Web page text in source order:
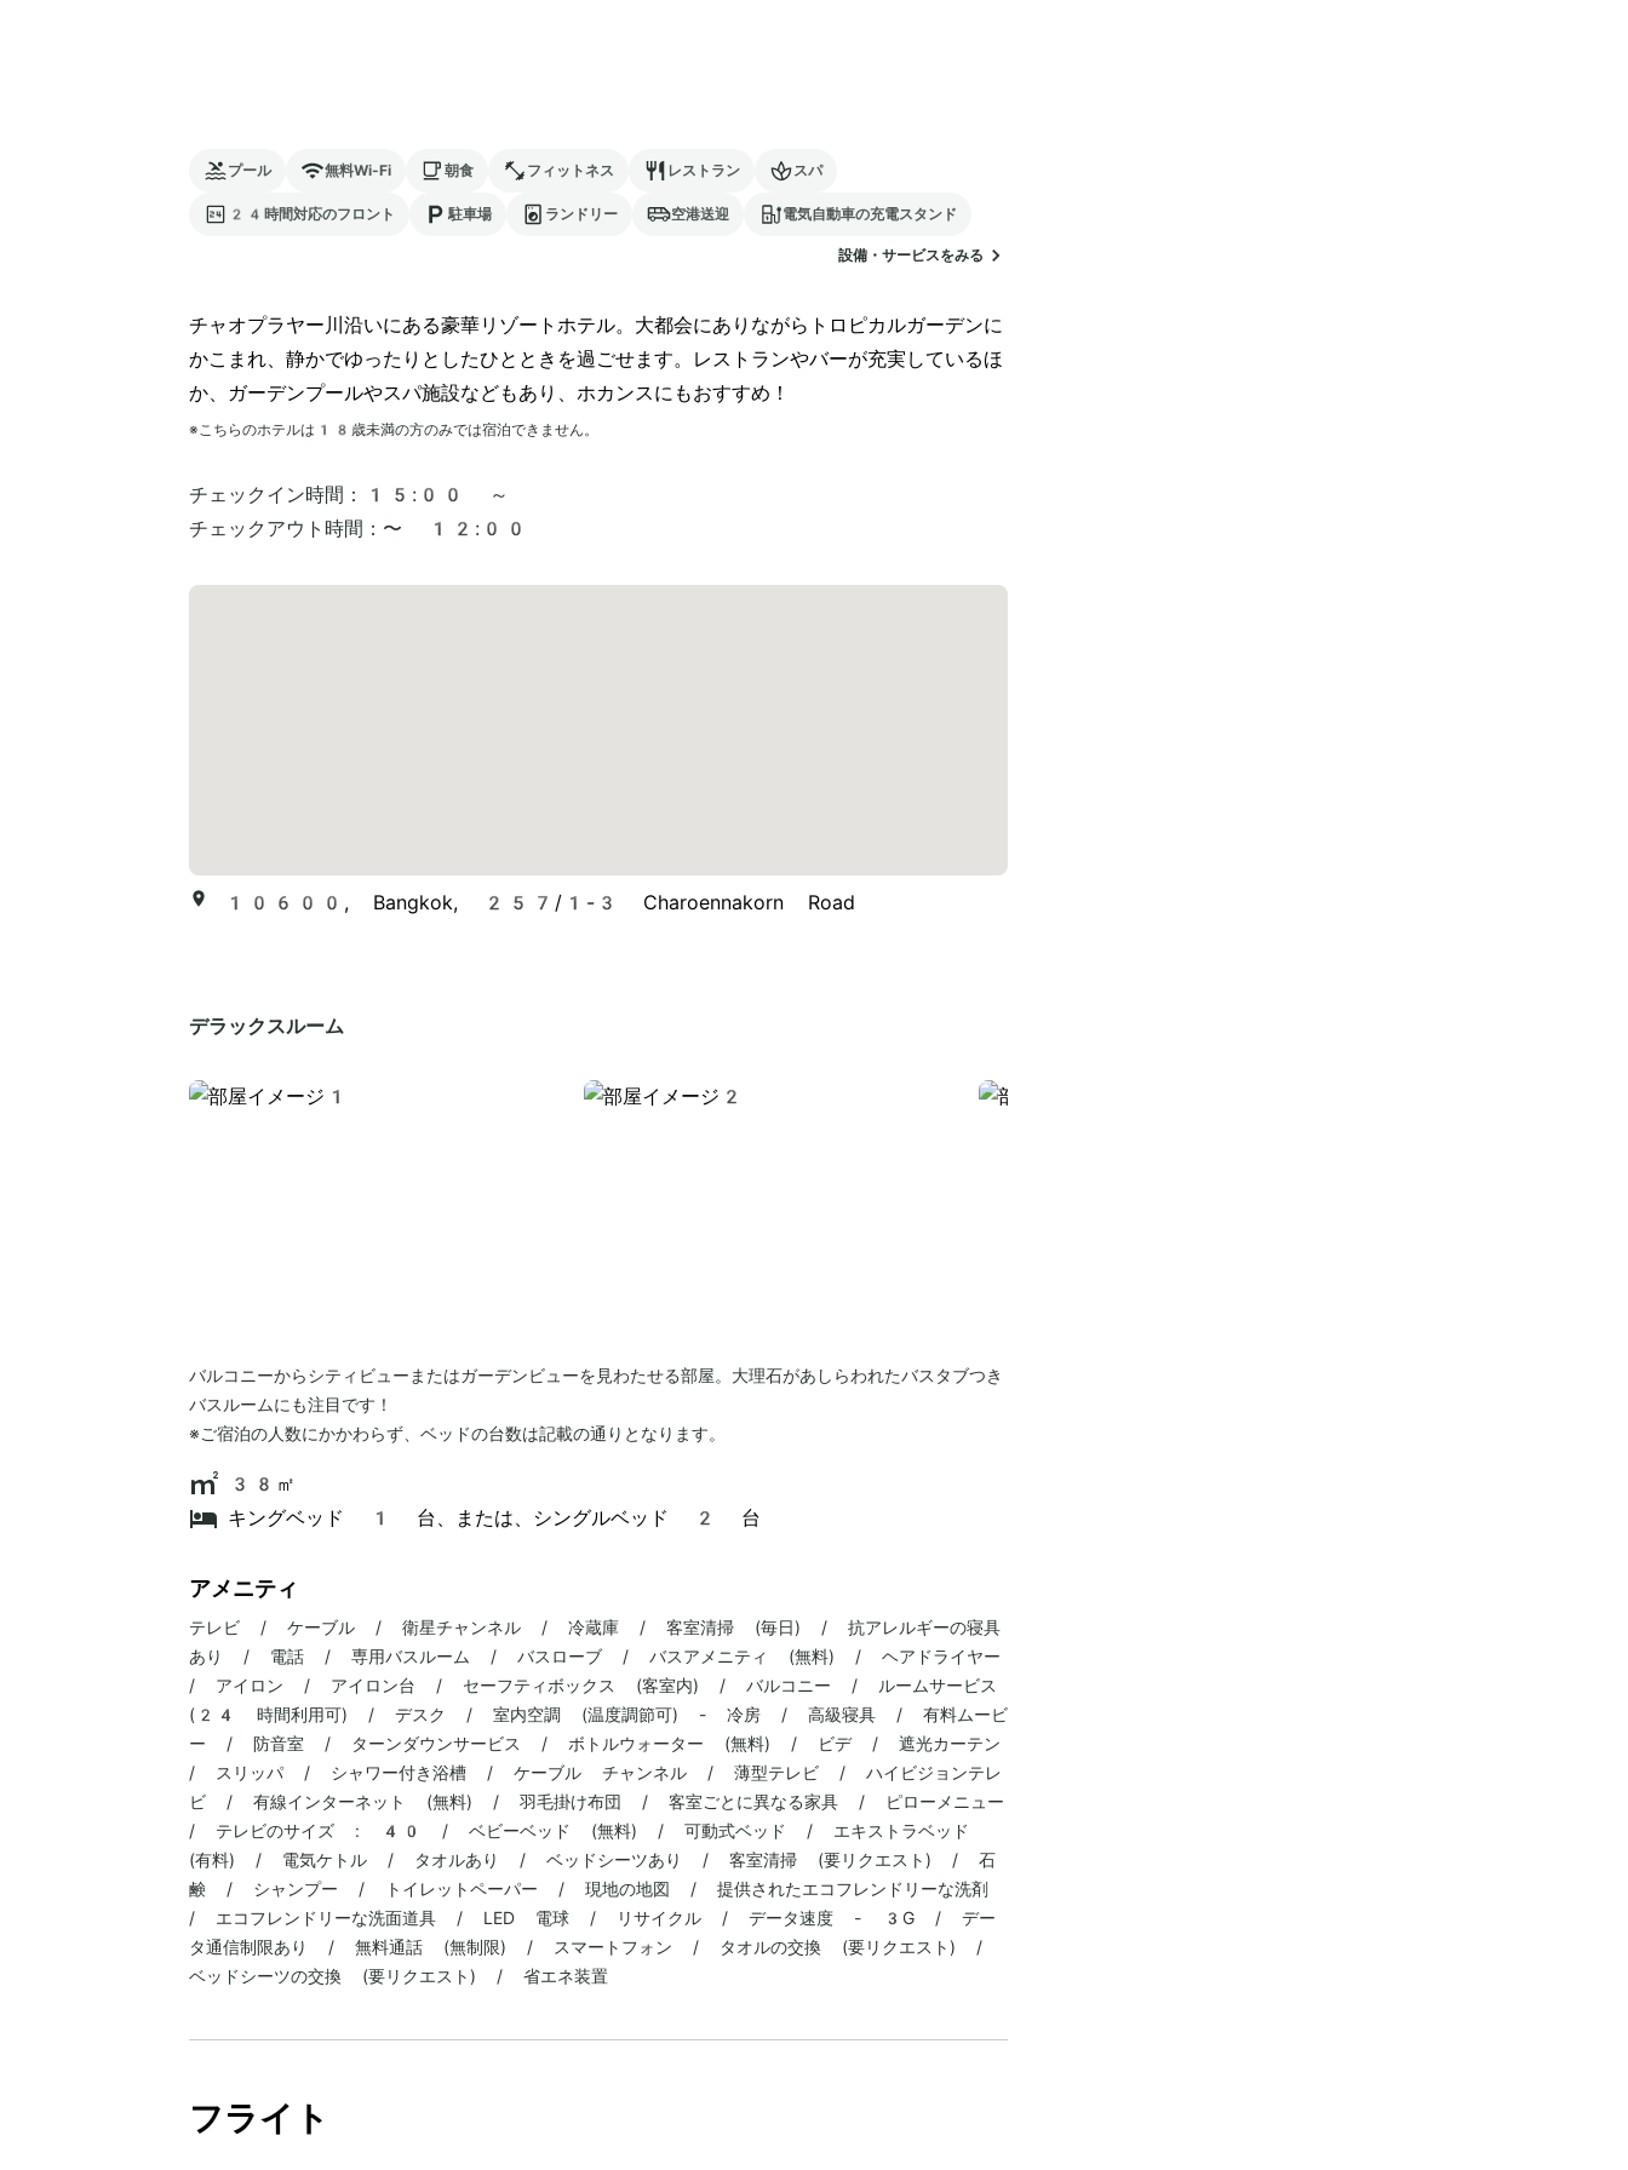
プール 無料Wi-Fi 朝食 フィットネス レストラン スパ
24時間対応のフロント 駐車場 ランドリー 空港送迎 電気自動車の充電スタンド
設備・サービスをみる
チャオプラヤー川沿いにある豪華リゾートホテル。大都会にありながらトロピカルガーデンに
かこまれ、静かでゆったりとしたひとときを過ごせます。レストランやバーが充実しているほ
か、ガーデンプールやスパ施設などもあり、ホカンスにもおすすめ！
※こちらのホテルは 18 歳未満の方のみでは宿泊できません。
チェックイン時間：
15:00 ～
チェックアウト時間： 〜 12:00
10600, Bangkok, 257/1-3 Charoennakorn Road
デラックスルーム
バルコニーからシティビューまたはガーデンビューを見わたせる部屋。大理石があしらわれたバスタブつき
バスルームにも注目です！
※ご宿泊の人数にかかわらず、ベッドの台数は記載の通りとなります。
38㎡
キングベッド 1 台、または、シングルベッド 2 台
アメニティ
テレビ / ケーブル / 衛星チャンネル / 冷蔵庫 / 客室清掃 (毎日) / 抗アレルギーの寝具
あり / 電話 / 専用バスルーム / バスローブ / バスアメニティ (無料) / ヘアドライヤー
/ アイロン / アイロン台 / セーフティボックス (客室内) / バルコニー / ルームサービス
(24 時間利用可) / デスク / 室内空調 (温度調節可) - 冷房 / 高級寝具 / 有料ムービ
ー / 防音室 / ターンダウンサービス / ボトルウォーター (無料) / ビデ / 遮光カーテン
/ スリッパ / シャワー付き浴槽 / ケーブル チャンネル / 薄型テレビ / ハイビジョンテレ
ビ / 有線インターネット (無料) / 羽毛掛け布団 / 客室ごとに異なる家具 / ピローメニュー
/ テレビのサイズ : 40 / ベビーベッド (無料) / 可動式ベッド / エキストラベッド
(有料) / 電気ケトル / タオルあり / ベッドシーツあり / 客室清掃 (要リクエスト) / 石
鹸 / シャンプー / トイレットペーパー / 現地の地図 / 提供されたエコフレンドリーな洗剤
/ エコフレンドリーな洗面道具 / LED 電球 / リサイクル / データ速度 - 3G / デー
タ通信制限あり / 無料通話 (無制限) / スマートフォン / タオルの交換 (要リクエスト) /
ベッドシーツの交換 (要リクエスト) / 省エネ装置
フライト